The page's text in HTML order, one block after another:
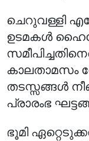
ചെറുവള്ളി
ഉടമകൾ
കാലതാമസം
തടസ്സങ്ങൾ
പ്രാരംഭ
ഭൂമി